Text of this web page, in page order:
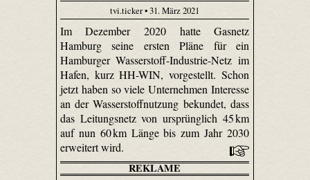
tvi.ticker • 31. März 2021
Im Dezember 2020 hatte Gasnetz
Hamburg seine ersten Pläne für ein
Hamburger Wasserstoff-Industrie-Netz im
Hafen, kurz HH-WIN, vorgestellt. Schon
jetzt haben so viele Unternehmen Interesse
an der Wasserstoffnutzung bekundet, dass
das Leitungsnetz von ursprünglich 45 km
auf nun 60 km Länge bis zum Jahr 2030
erweitert wird.
REKLAME